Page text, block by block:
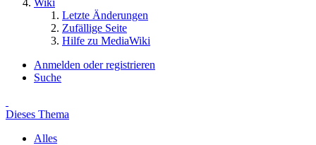
Wiki
Letzte Änderungen
Zufällige Seite
Hilfe zu MediaWiki
Anmelden oder registrieren
Suche
Dieses Thema
Alles